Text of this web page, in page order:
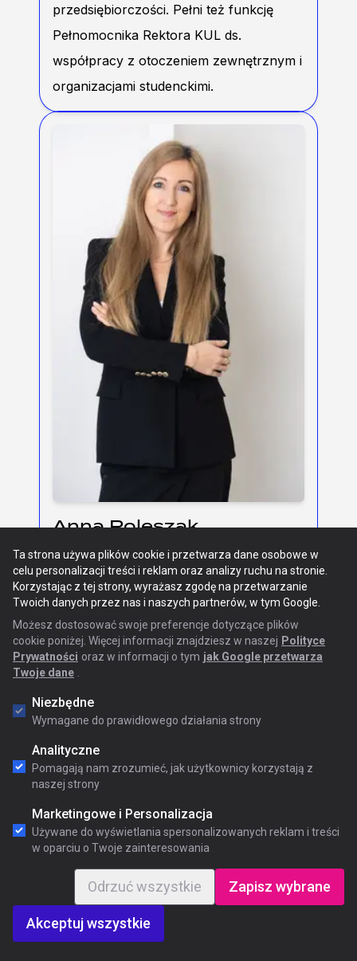
przedsiębiorczości. Pełni też funkcję
Pełnomocnika Rektora KUL ds.
współpracy z otoczeniem zewnętrznym i
organizacjami studenckimi.
Anna Poleszak
Head of Billing Sii
Manager z wieloletnim doświadczeniem,
obecnie zarządzająca zespołem Billing w
Sii Polska. Liderka programu
mentoringowego wspierająca w zakresie
rozwoju osobistego, wyboru ścieżki
kariery, budowania marki osobistej.
zarządzania, prowadzi wewnętrzne
szkolenia, występuje jako prelegent.
Prowadzi działalność doradczą dla firm
oraz współtworzy rodzinny projekt -
Dogoholic. Prywatnie jest miłośniczką
Ta strona używa plików cookie i przetwarza dane osobowe w
celu personalizacji treści i reklam oraz analizy ruchu na stronie.
Korzystając z tej strony, wyrażasz zgodę na przetwarzanie
Twoich danych przez nas i naszych partnerów, w tym Google.
Możesz dostosować swoje preferencje dotyczące plików
cookie poniżej. Więcej informacji znajdziesz w naszej Polityce
Prywatności oraz w informacji o tym jak Google przetwarza
Twoje dane
Niezbędne
Wymagane do prawidłowego działania strony
Analityczne
Pomagają nam zrozumieć, jak użytkownicy korzystają z
naszej strony
Marketingowe i Personalizacja
Używane do wyświetlania spersonalizowanych reklam i treści
w oparciu o Twoje zainteresowania
Odrzuć wszystkie Zapisz wybrane
Akceptuj wszystkie